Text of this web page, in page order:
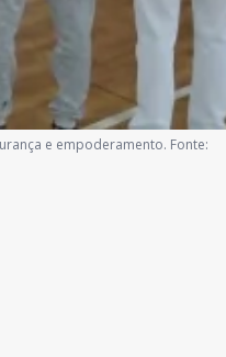
e empoderamento. Fonte: